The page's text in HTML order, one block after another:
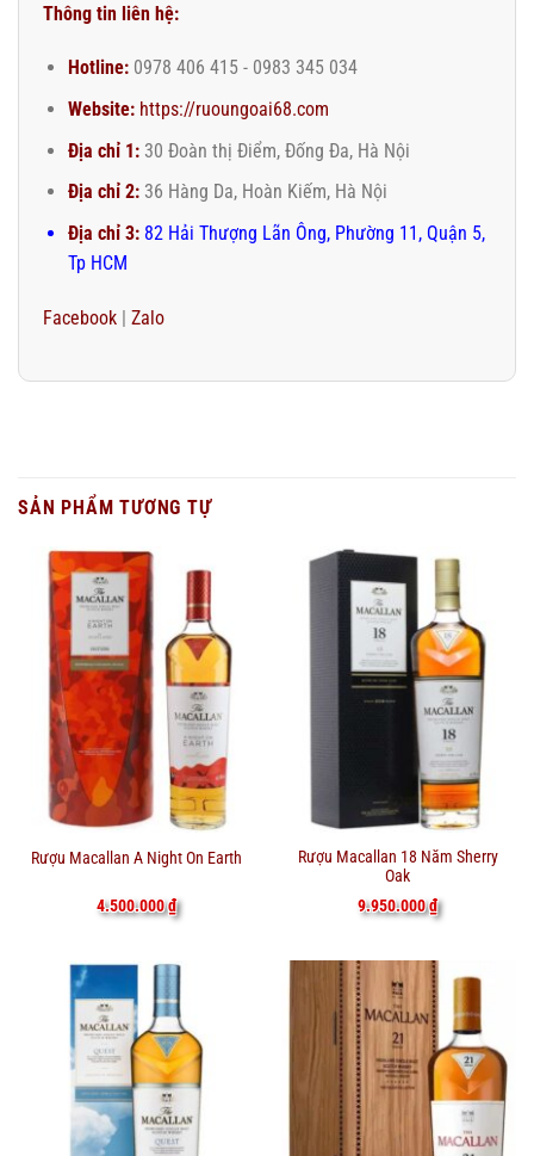
Thông tin liên hệ:
Hotline:0978 406 415 - 0983 345 034
Website: https://ruoungoai68.com
Địa chỉ 1:30 Đoàn thị Điểm, Đống Đa, Hà Nội
Địa chỉ 2:36 Hàng Da, Hoàn Kiếm, Hà Nội
Địa chỉ 3:82 Hải Thượng Lãn Ông, Phường 11, Quận 5,
Tp HCM
Facebook | Zalo
SẢN PHẨM TƯƠNG TỰ
Rượu Macallan A Night On Earth
4.500.000₫
Rượu Macallan 18 Năm Sherry
Oak
9.950.000₫